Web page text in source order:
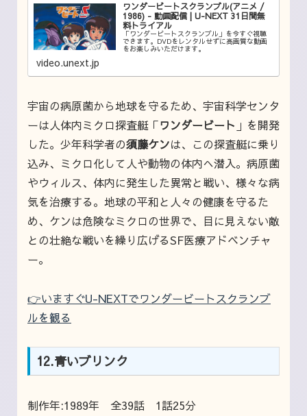
ワンダービートスクランブル(アニメ /
1986) - 動画配信 | U-NEXT 31日間無
料トライアル
「ワンダービートスクランブル」を今すぐ視聴
できます。DVDをレンタルせずに高画質な動画
をお楽しみいただけます。
video.unext.jp
宇宙の病原菌から地球を守るため、宇宙科学センタ
ーは人体内ミクロ探査艇「ワンダービート 」を開発
した。少年科学者の須藤ケンは、この探査艇に乗り
込み、ミクロ化して人や動物の体内へ潜入。病原菌
やウィルス、体内に発生した異常と戦い、様々な病
気を治療する。地球の平和と人々の健康を守るた
め、ケンは危険なミクロの世界で、目に見えない敵
との壮絶な戦いを繰り広げるSF医療アドベンチャ
ー。
👉いますぐU-NEXTでワンダービートスクランブ
ルを観る
12.青いブリンク
制作年:1989年 全39話 1話25分